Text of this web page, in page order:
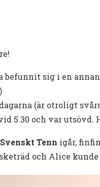
befunnit sig i en
(är otroligt
5.30 och var
Svenskt Tenn igår,
och Alice kunde